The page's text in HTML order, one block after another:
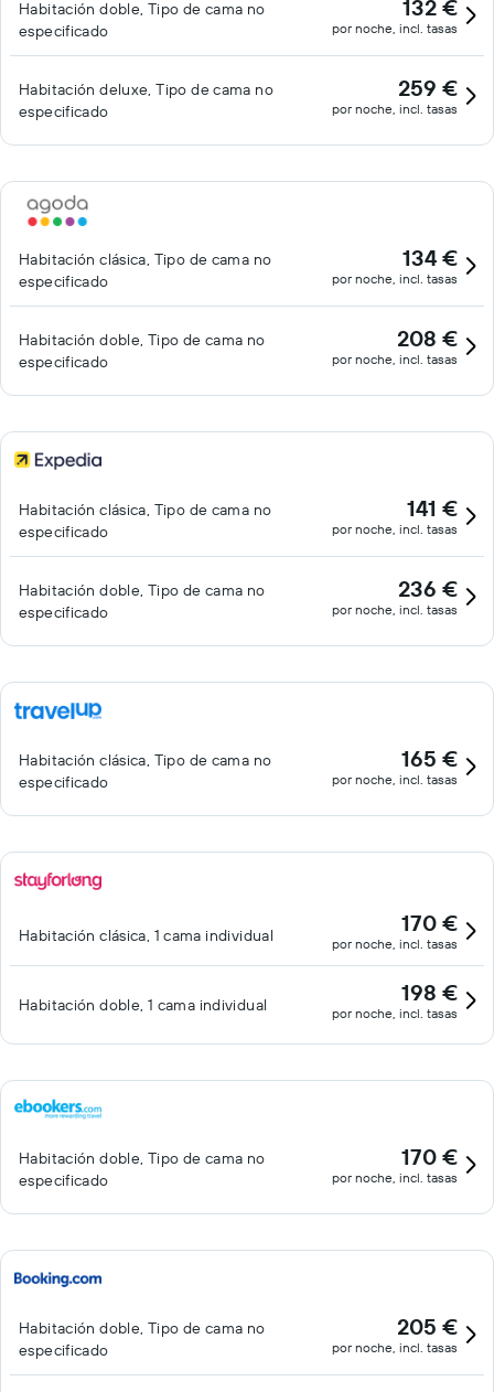
Habitación doble, Tipo de cama no
especificado
132 €
por noche, incl. tasas
Habitación deluxe, Tipo de cama no
especificado
259 €
por noche, incl. tasas
Habitación clásica, Tipo de cama no
especificado
134 €
por noche, incl. tasas
Habitación doble, Tipo de cama no
especificado
208 €
por noche, incl. tasas
Habitación clásica, Tipo de cama no
especificado
141 €
por noche, incl. tasas
Habitación doble, Tipo de cama no
especificado
236 €
por noche, incl. tasas
Habitación clásica, Tipo de cama no
especificado
165 €
por noche, incl. tasas
Habitación clásica, 1 cama individual 170 €
por noche, incl. tasas
Habitación doble, 1 cama individual 198 €
por noche, incl. tasas
Habitación doble, Tipo de cama no
especificado
170 €
por noche, incl. tasas
Habitación doble, Tipo de cama no
especificado
205 €
por noche, incl. tasas